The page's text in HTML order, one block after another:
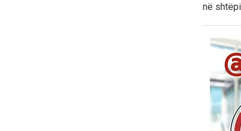
në